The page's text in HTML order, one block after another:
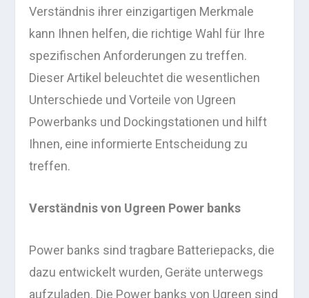
Verständnis ihrer einzigartigen Merkmale
kann Ihnen helfen, die richtige Wahl für Ihre
spezifischen Anforderungen zu treffen.
Dieser Artikel beleuchtet die wesentlichen
Unterschiede und Vorteile von Ugreen
Powerbanks und Dockingstationen und hilft
Ihnen, eine informierte Entscheidung zu
treffen.
Verständnis von Ugreen Power banks
Power banks sind tragbare Batteriepacks, die
dazu entwickelt wurden, Geräte unterwegs
aufzuladen. Die Power banks von Ugreen sind